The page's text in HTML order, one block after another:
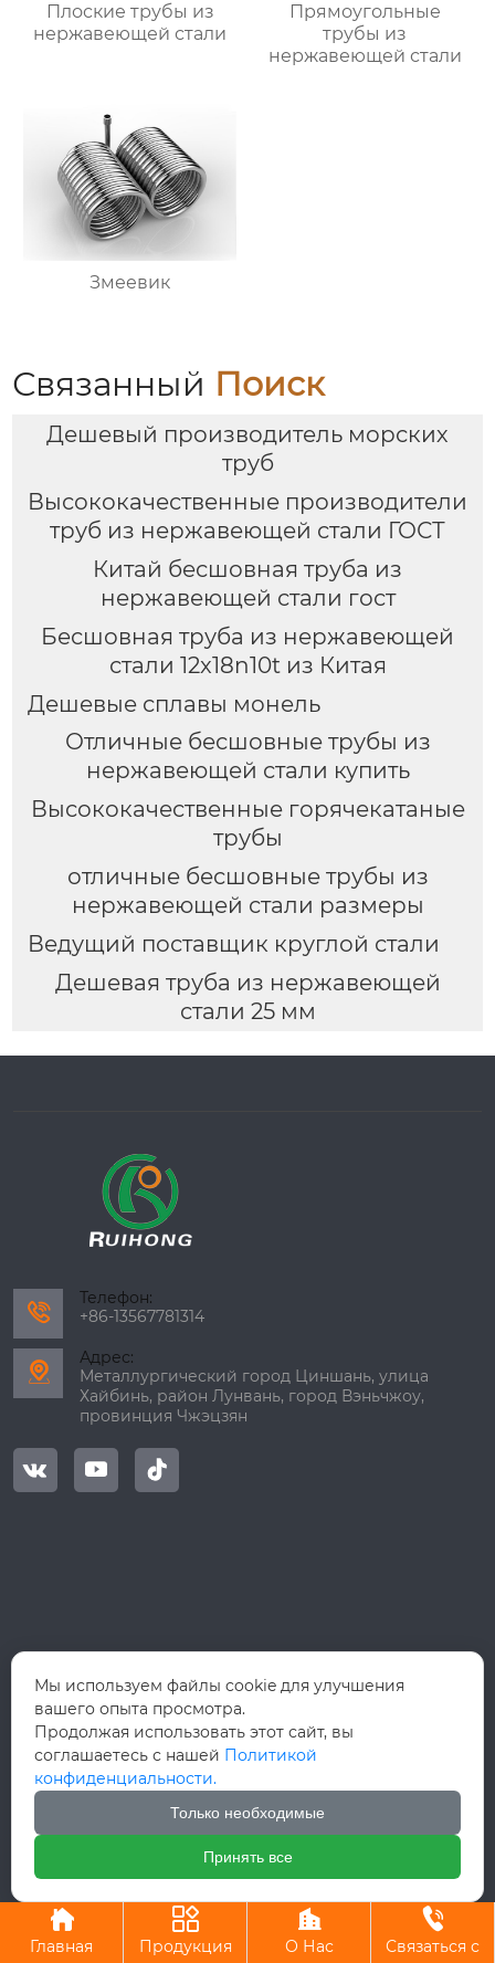
Плоские трубы из
нержавеющей стали
Прямоугольные
трубы из
нержавеющей стали
Змеевик
Связанный Поиск
Дешевый производитель морских
труб
Высококачественные производители
труб из нержавеющей стали ГОСТ
Китай бесшовная труба из
нержавеющей стали гост
Бесшовная труба из нержавеющей
стали 12x18n10t из Китая
Дешевые сплавы монель
Отличные бесшовные трубы из
нержавеющей стали купить
Высококачественные горячекатаные
трубы
отличные бесшовные трубы из
нержавеющей стали размеры
Ведущий поставщик круглой стали
Дешевая труба из нержавеющей
стали 25 мм

Телефон:
+86-13567781314

Адрес:
Металлургический город Циншань, улица
Хайбинь, район Лунвань, город Вэньчжоу,
провинция Чжэцзян
  
Авторское право©ООО Вэньчжоу Руй Хун Интернэшнл Трейд

Главная

Продукция

О Нас

Связаться с
Мы используем файлы cookie для улучшения
вашего опыта просмотра.
Продолжая использовать этот сайт, вы
соглашаетесь с нашей Политикой
конфиденциальности.
Только необходимые
Принять все